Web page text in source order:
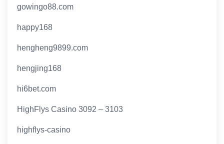
gowingo88.com
happy168
hengheng9899.com
hengjing168
hi6bet.com
HighFlys Casino 3092 – 3103
highflys-casino